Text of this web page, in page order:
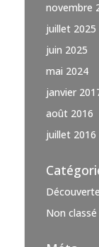
novembre
juillet 2025
juin 2025
mai 2024
janvier
août 2016
juillet 2016
Découverte
Non classé